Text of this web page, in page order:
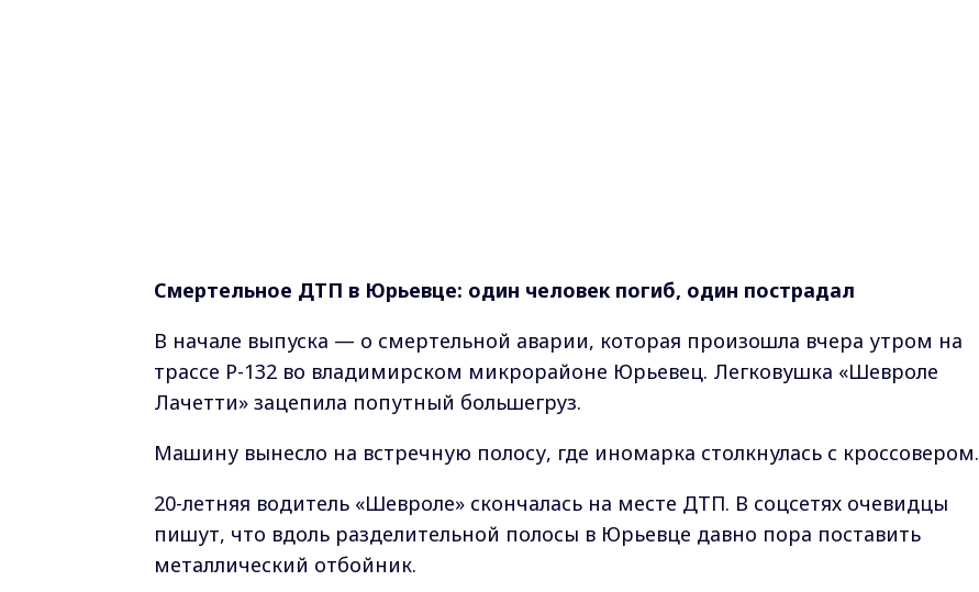
Смертельное ДТП в Юрьевце: один человек погиб, один пострадал
В начале выпуска — о смертельной аварии, которая произошла вчера утром на
трассе Р-132 во владимирском микрорайоне Юрьевец. Легковушка «Шевроле
Лачетти» зацепила попутный большегруз.
Машину вынесло на встречную полосу, где иномарка столкнулась с кроссовером.
20-летняя водитель «Шевроле» скончалась на месте ДТП. В соцсетях очевидцы
пишут, что вдоль разделительной полосы в Юрьевце давно пора поставить
металлический отбойник.